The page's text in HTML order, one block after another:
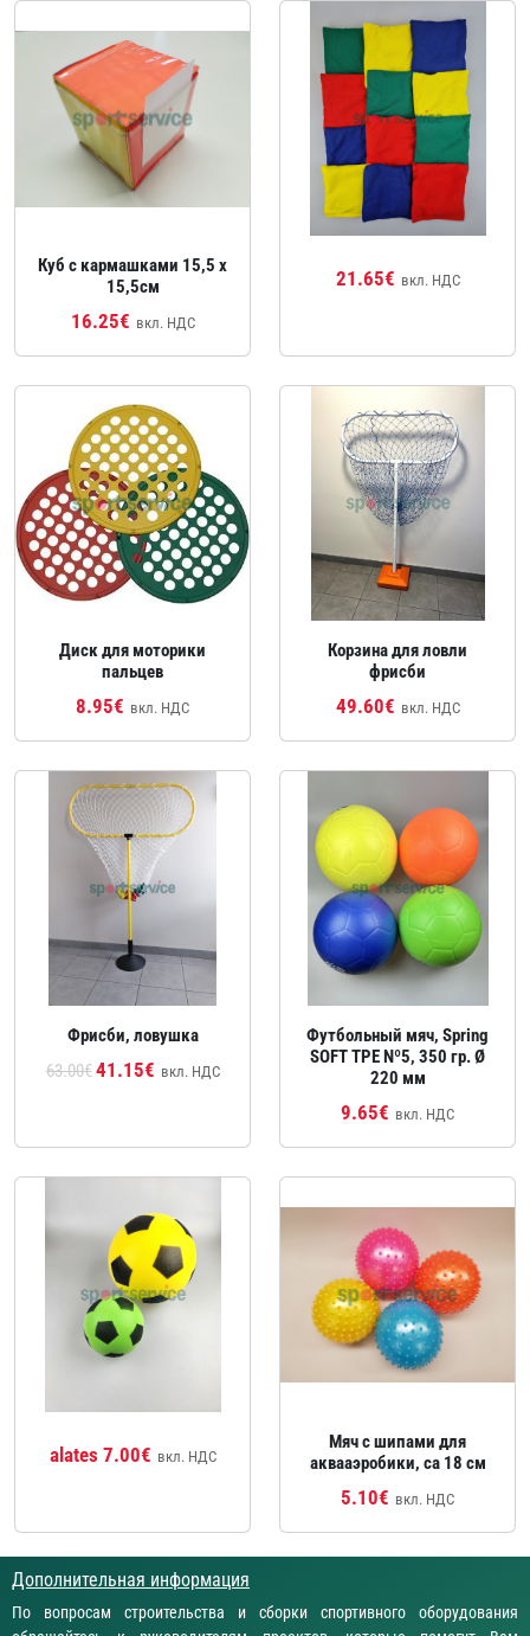
Куб с кармашками 15,5 x
15,5cм
16.25€ вкл. НДС
21.65€ вкл. НДС
Диск для моторики
пальцев
8.95€ вкл. НДС
Корзина для ловли
фрисби
49.60€ вкл. НДС
Фрисби, ловушка
63.00€41.15€ вкл. НДС
Футбольный мяч, Spring
SOFT TPE Nº5, 350 гр. Ø
220 мм
9.65€ вкл. НДС
alates 7.00€ вкл. НДС
Мяч с шипами для
аквааэробики, ca 18 см
5.10€ вкл. НДС
Дополнительная информация
По вопросам строительства и сборки спортивного оборудования